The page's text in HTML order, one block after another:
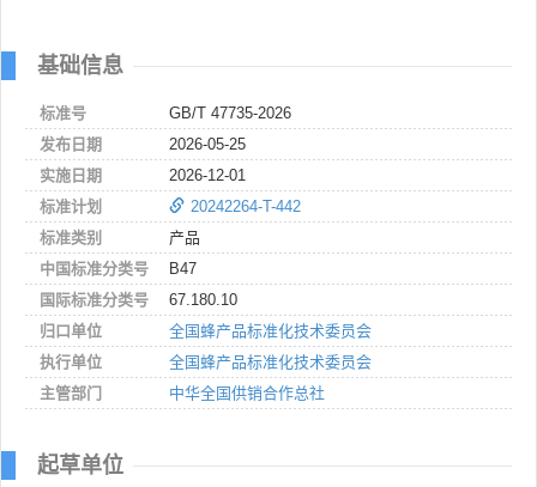
基础信息
标准号
GB/T 47735-2026
发布日期
2026-05-25
实施日期
2026-12-01
标准计划
20242264-T-442
标准类别
产品
中国标准分类号
B47
国际标准分类号
67.180.10
归口单位
全国蜂产品标准化技术委员会
执行单位
全国蜂产品标准化技术委员会
主管部门
中华全国供销合作总社
起草单位